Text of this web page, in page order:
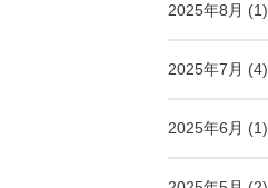
2025年8月 (1)
2025年7月 (4)
2025年6月 (1)